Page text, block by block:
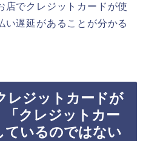
店でクレジットカードが使
い遅延があることが分かる
レジットカードが
「クレジットカー
ているのではない